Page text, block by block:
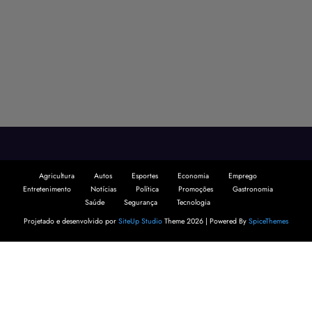
Agricultura Autos Esportes Economia
Emprego
Entretenimento
Notícias Política Promoções
Gastronomia
Saúde
Segurança
Tecnologia
Projetado e desenvolvido por SiteUp Studio Theme 2026 | Powered By SpiceThemes